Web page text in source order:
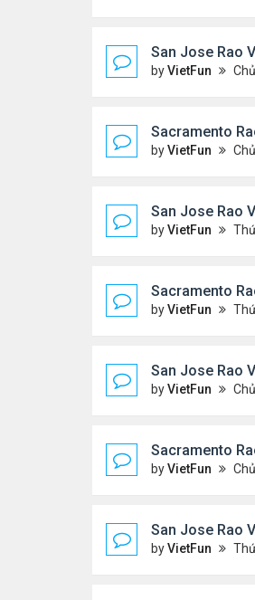
San Jose Rao
byVietFun Chủ
Sacramento
byVietFun Chủ
San Jose Rao
byVietFun Thứ
Sacramento
byVietFun Thứ
San Jose Rao
byVietFun Chủ
Sacramento
byVietFun Chủ
San Jose Rao
byVietFun Thứ